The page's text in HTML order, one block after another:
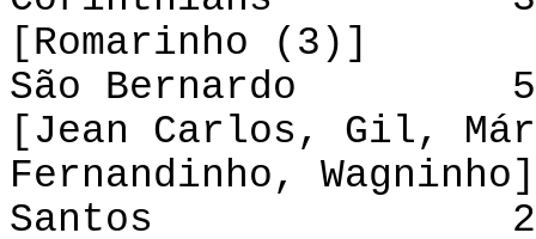
[Romarinho (3)]
São Bernardo
[Jean Carlos, Gil,
Fernandinho, Wagninho]
Santos 2-1